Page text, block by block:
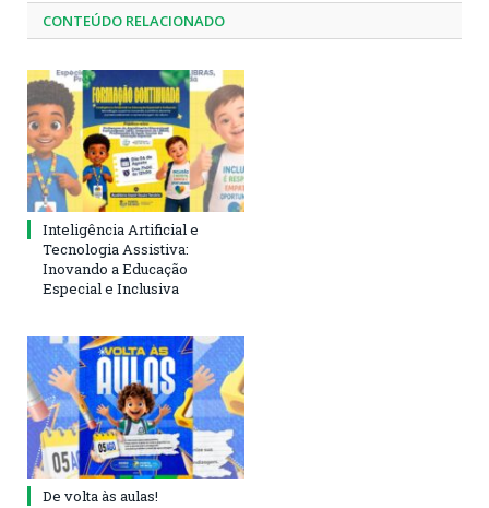
CONTEÚDO RELACIONADO
Inteligência Artificial e
Tecnologia Assistiva:
Inovando a Educação
Especial e Inclusiva
De volta às aulas!